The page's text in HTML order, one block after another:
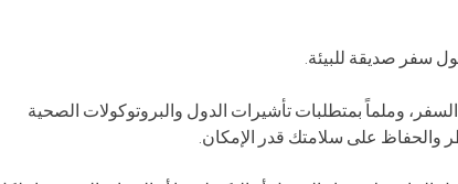
وملماً بمتطلبات تأشيرات الدول والبروتوكولات الصحية
والحفاظ على سلامتك قدر الإمكان.